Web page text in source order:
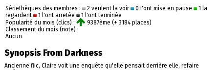
Sériethèques des membres : 2 veulent la voir 0 l'ont mise en pause
1 la
regardent
1 l'ont arretée
1 l'ont terminée
Popularité du mois (clics) :
9387ème (+ 3184 places)
Classement du mois (note) :
Aucun
Synopsis From Darkness
Ancienne flic, Claire voit une enquête qu'elle pensait derrière elle, refaire